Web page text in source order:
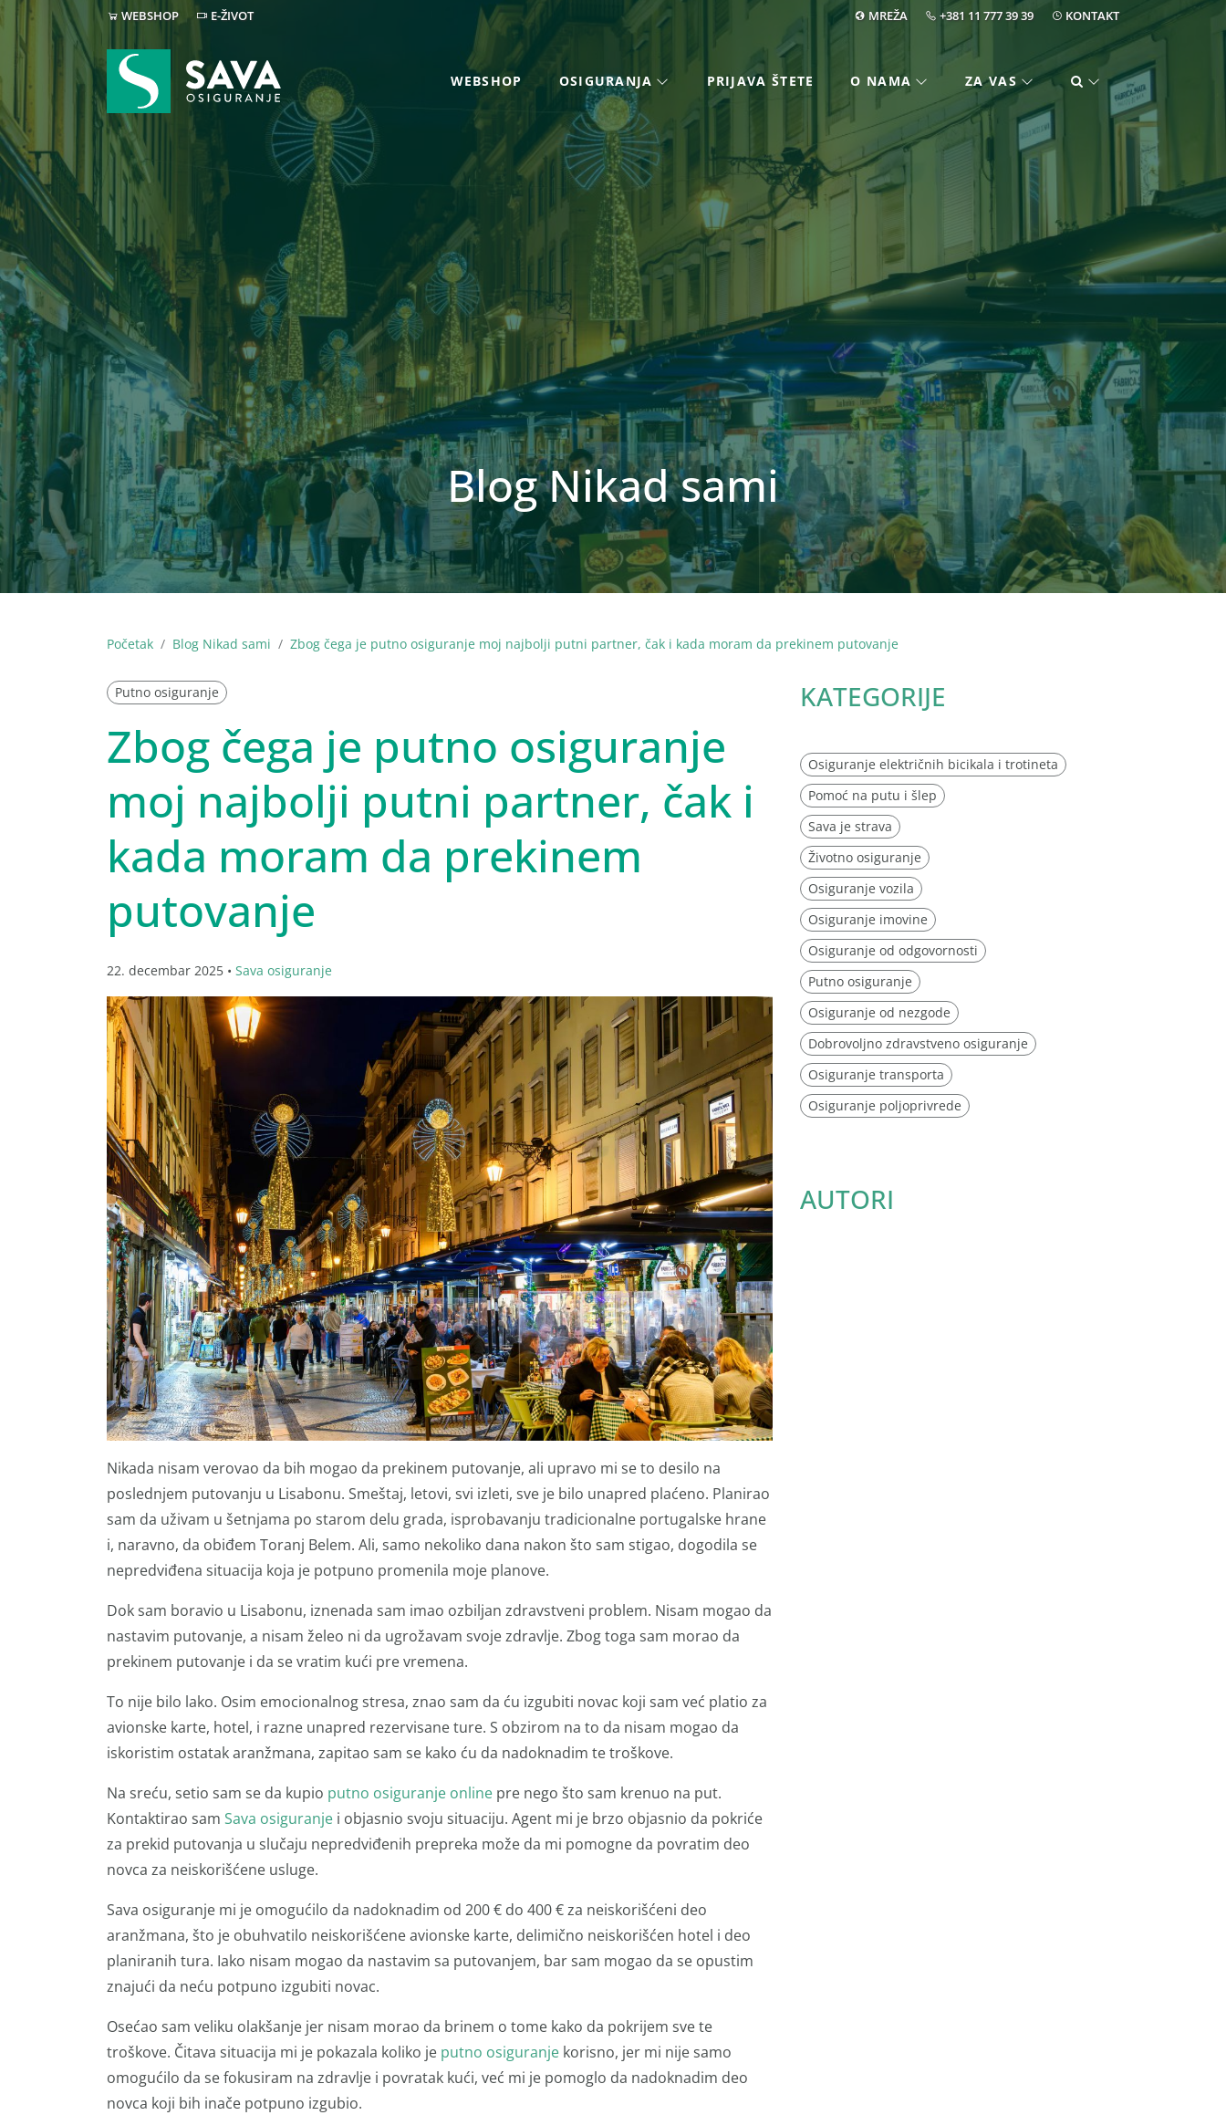
WEBSHOP E-ŽIVOT MREŽA +381 11 777 39 39 KONTAKT
WEBSHOP OSIGURANJA PRIJAVA ŠTETE O NAMA ZA VAS
Blog Nikad sami
Početak Blog Nikad sami Zbog čega je putno osiguranje moj najbolji putni partner, čak i kada moram da prekinem putovanje
Putno osiguranje
Zbog čega je putno osiguranje
moj najbolji putni partner, čak i
kada moram da prekinem
putovanje
22. decembar 2025 • Sava osiguranje
Nikada nisam verovao da bih mogao da prekinem putovanje, ali upravo mi se to desilo na
poslednjem putovanju u Lisabonu. Smeštaj, letovi, svi izleti, sve je bilo unapred plaćeno. Planirao
sam da uživam u šetnjama po starom delu grada, isprobavanju tradicionalne portugalske hrane
i, naravno, da obiđem Toranj Belem. Ali, samo nekoliko dana nakon što sam stigao, dogodila se
nepredviđena situacija koja je potpuno promenila moje planove.
Dok sam boravio u Lisabonu, iznenada sam imao ozbiljan zdravstveni problem. Nisam mogao da
nastavim putovanje, a nisam želeo ni da ugrožavam svoje zdravlje. Zbog toga sam morao da
prekinem putovanje i da se vratim kući pre vremena.
To nije bilo lako. Osim emocionalnog stresa, znao sam da ću izgubiti novac koji sam već platio za
avionske karte, hotel, i razne unapred rezervisane ture. S obzirom na to da nisam mogao da
iskoristim ostatak aranžmana, zapitao sam se kako ću da nadoknadim te troškove.
Na sreću, setio sam se da kupio putno osiguranje online pre nego što sam krenuo na put.
Kontaktirao sam Sava osiguranje i objasnio svoju situaciju. Agent mi je brzo objasnio da pokriće
za prekid putovanja u slučaju nepredviđenih prepreka može da mi pomogne da povratim deo
novca za neiskorišćene usluge.
Sava osiguranje mi je omogućilo da nadoknadim od 200 € do 400 € za neiskorišćeni deo
aranžmana, što je obuhvatilo neiskorišćene avionske karte, delimično neiskorišćen hotel i deo
planiranih tura. Iako nisam mogao da nastavim sa putovanjem, bar sam mogao da se opustim
znajući da neću potpuno izgubiti novac.
Osećao sam veliku olakšanje jer nisam morao da brinem o tome kako da pokrijem sve te
troškove. Čitava situacija mi je pokazala koliko je putno osiguranje korisno, jer mi nije samo
omogućilo da se fokusiram na zdravlje i povratak kući, već mi je pomoglo da nadoknadim deo
novca koji bih inače potpuno izgubio.
KATEGORIJE
Osiguranje električnih bicikala i trotineta
Pomoć na putu i šlep
Sava je strava
Životno osiguranje
Osiguranje vozila
Osiguranje imovine
Osiguranje od odgovornosti
Putno osiguranje
Osiguranje od nezgode
Dobrovoljno zdravstveno osiguranje
Osiguranje transporta
Osiguranje poljoprivrede
AUTORI